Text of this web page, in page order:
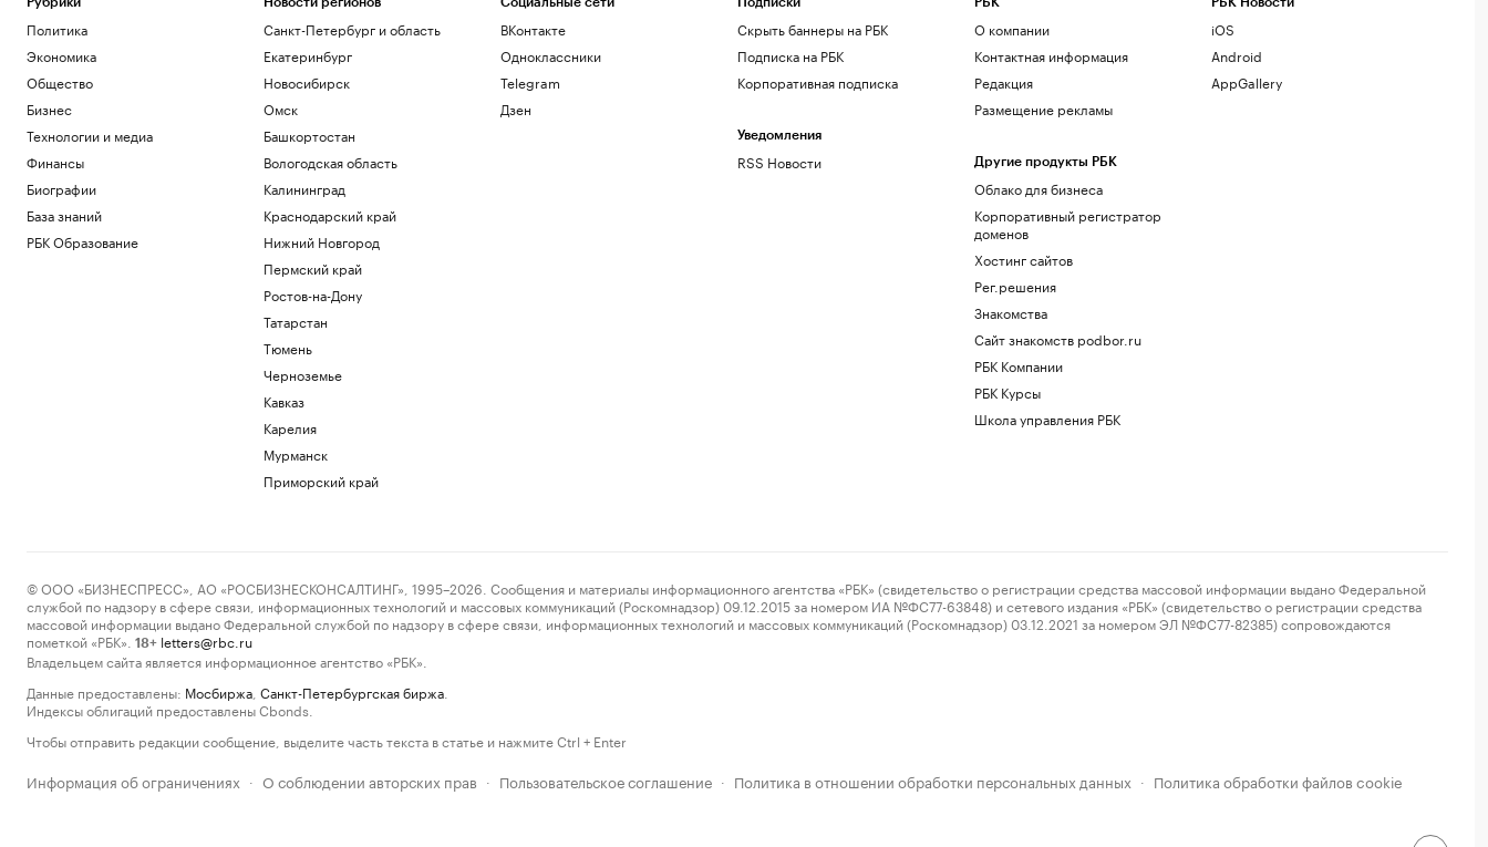
Bloomberg узнал, что Украина
пообещала США больше не атаковать
КТК
Политика
Axios узнал, что OpenAI замедлила
Технологии и медиа
Политика
Экономика
Общество
Бизнес
Технологии и медиа
Финансы
Биографии
База знаний
РБК Образование
Санкт-Петербург и область
Екатеринбург
Новосибирск
Омск
Башкортостан
Вологодская область
Калининград
Краснодарский край
Нижний Новгород
Пермский край
Ростов-на-Дону
Татарстан
Тюмень
Черноземье
Кавказ
Карелия
Мурманск
Приморский край
ВКонтакте
Одноклассники
Telegram
Дзен
Скрыть баннеры на РБК
Подписка на РБК
Корпоративная подписка
Уведомления
RSS Новости
О компании
Контактная информация
Редакция
Размещение рекламы
Другие продукты РБК
Облако для бизнеса
Корпоративный регистратор
доменов
Хостинг сайтов
Рег.решения
Знакомства
Сайт знакомств podbor.ru
РБК Компании
РБК Курсы
Школа управления РБК
iOS
Android
AppGallery
© ООО «БИЗНЕСПРЕСС», АО «РОСБИЗНЕСКОНСАЛТИНГ», 1995–2026. Сообщения и материалы информационного агентства «РБК» (свидетельство о регистрации средства массовой информации выдано Федеральной
службой по надзору в сфере связи, информационных технологий и массовых коммуникаций (Роскомнадзор) 09.12.2015 за номером ИА №ФС77-63848) и сетевого издания «РБК» (свидетельство о регистрации средства
массовой информации выдано Федеральной службой по надзору в сфере связи, информационных технологий и массовых коммуникаций (Роскомнадзор) 03.12.2021 за номером ЭЛ №ФС77-82385) сопровождаются
пометкой «РБК».
18+ letters@rbc.ru
Владельцем сайта является информационное агентство «РБК».
Данные предоставлены: Мосбиржа Санкт-Петербургская биржа
Индексы облигаций предоставлены Cbonds.
Чтобы отправить редакции сообщение, выделите часть текста в статье и нажмите Ctrl + Enter
Информация об ограничениях · О соблюдении авторских прав · Пользовательское соглашение · Политика в отношении обработки персональных данных · Политика обработки файлов cookie